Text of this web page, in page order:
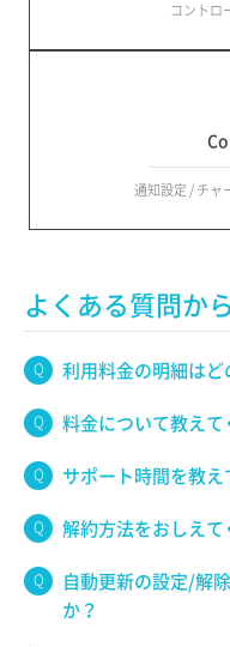
コントロ
通知設定 / チャ
よくある質問か
利用料金の明細は
料金について教えて
サポート時間を教え
解約方法をおしえて
自動更新の設定/解
か？